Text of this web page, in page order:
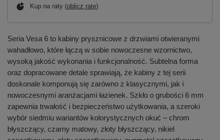
Kup na raty (oblicz ratę)
Seria Vesa 6 to kabiny prysznicowe z drzwiami otwieranymi
wahadłowo, które łączą w sobie nowoczesne wzornictwo,
wysoką jakość wykonania i funkcjonalność. Subtelna forma
oraz dopracowane detale sprawiają, że kabiny z tej serii
doskonale komponują się zarówno z klasycznymi, jak i
nowoczesnymi aranżacjami łazienek. Szkło o grubości 6 mm
zapewnia trwałość i bezpieczeństwo użytkowania, a szeroki
wybór siedmiu wariantów kolorystycznych okuć – chrom
błyszczący, czarny matowy, złoty błyszczący, nikiel